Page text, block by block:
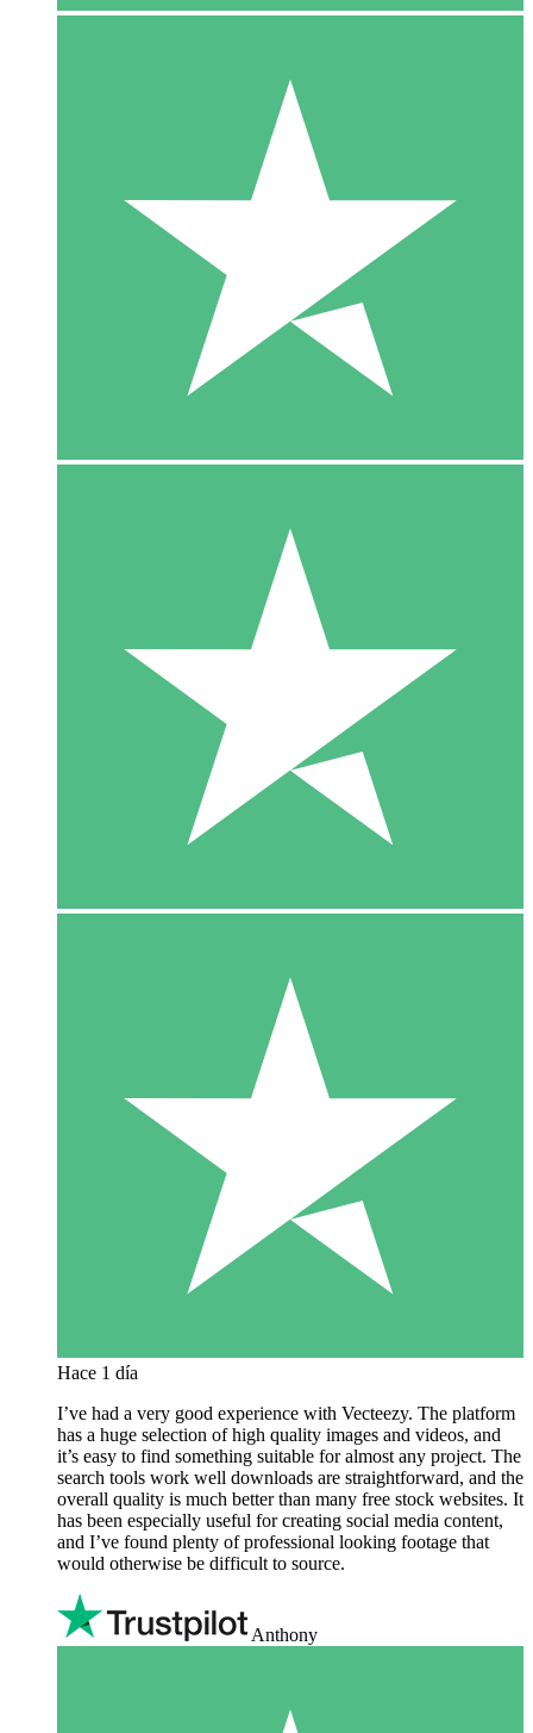
Hace 1 día
I’ve had a very good experience with Vecteezy. The platform
has a huge selection of high quality images and videos, and
it’s easy to find something suitable for almost any project. The
search tools work well downloads are straightforward, and the
overall quality is much better than many free stock websites. It
has been especially useful for creating social media content,
and I’ve found plenty of professional looking footage that
would otherwise be difficult to source.
Anthony